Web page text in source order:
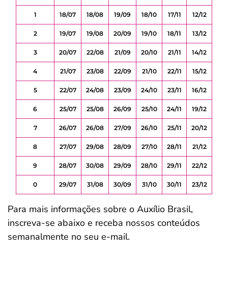
1 18/07 18/08 19/09 18/10 17/11 12/12
2 19/07 19/08 20/09 19/10 18/11 13/12
3 20/07 22/08 21/09 20/10 21/11 14/12
4 21/07 23/08 22/09 21/10 22/11 15/12
5 22/07 24/08 23/09 24/10 23/11 16/12
6 25/07 25/08 26/09 25/10 24/11 19/12
7 26/07 26/08 27/09 26/10 25/11 20/12
8 27/07 29/08 28/09 27/10 28/11 21/12
9 28/07 30/08 29/09 28/10 29/11 22/12
0 29/07 31/08 30/09 31/10 30/11 23/12
Para mais informações sobre o Auxílio Brasil,
inscreva-se abaixo e receba nossos conteúdos
semanalmente no seu e-mail.